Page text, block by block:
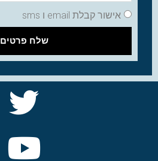
אישור קבלת email ו sms
שלח פרטים